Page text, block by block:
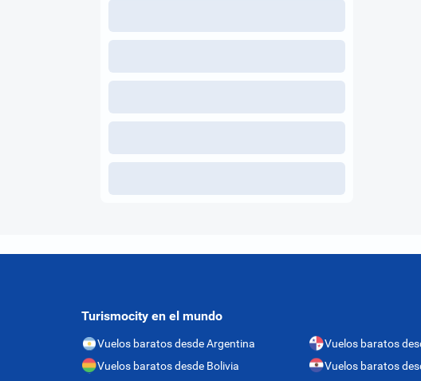
Turismocity en el mundo
Vuelos baratos desde Argentina
Vuelos baratos desde Bolivia
Vuelos baratos
Vuelos baratos